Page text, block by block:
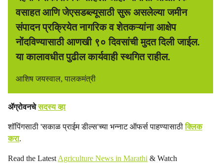
वसाहत आणि जेएसडब्ल्यूसाठी सुरू असलेल्या जमीन
संपादन प्रक्रियेत नागरिक व शेतकऱ्यांना आक्षेप
नोंदविण्यासाठी आणखी ९० दिवसांची मुदत दिली जाईल.
या कालावधीत पुढील कार्यवाही स्थगित राहील.
आशिष जयस्वाल, पालकमंत्री
ॲग्रोवनचेसदस्य व्हा
शॉपिंगसाठी 'सकाळ प्राईम डील्स'च्या भन्नाट ऑफर्स पाहण्यासाठीक्लिक
करा.
Read the Latest Agriculture News in Marathi & Watch